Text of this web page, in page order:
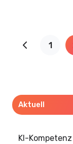
1
Aktuell
KI-